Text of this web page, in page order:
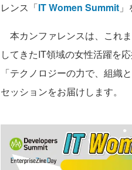
レンス「IT Women Summit
本カンファレンスは、これ
してきたIT領域の女性活躍を
「テクノロジーの力で、組織
セッションをお届けします。